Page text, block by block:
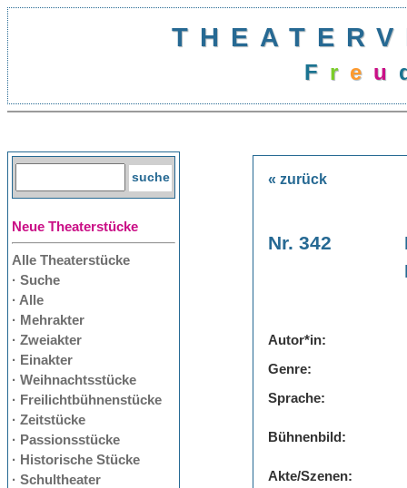
Freu
Neue Theaterstücke
Alle Theaterstücke
· Suche
· Alle
· Mehrakter
· Zweiakter
· Einakter
· Weihnachtsstücke
· Freilichtbühnenstücke
· Zeitstücke
· Passionsstücke
· Historische Stücke
· Schultheater
« zurück
Nr. 342
Autor*in:
Genre:
Sprache:
Bühnenbild:
Akte/Szenen: